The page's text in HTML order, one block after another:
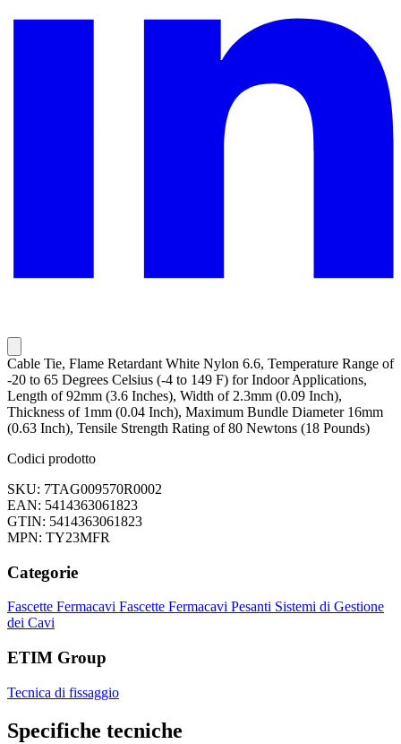
Cable Tie, Flame Retardant White Nylon 6.6, Temperature Range of
-20 to 65 Degrees Celsius (-4 to 149 F) for Indoor Applications,
Length of 92mm (3.6 Inches), Width of 2.3mm (0.09 Inch),
Thickness of 1mm (0.04 Inch), Maximum Bundle Diameter 16mm
(0.63 Inch), Tensile Strength Rating of 80 Newtons (18 Pounds)
Codici prodotto
SKU: 7TAG009570R0002
EAN: 5414363061823
GTIN: 5414363061823
MPN: TY23MFR
Categorie
Fascette Fermacavi Fascette Fermacavi Pesanti Sistemi di Gestione
dei Cavi
ETIM Group
Tecnica di fissaggio
Specifiche tecniche